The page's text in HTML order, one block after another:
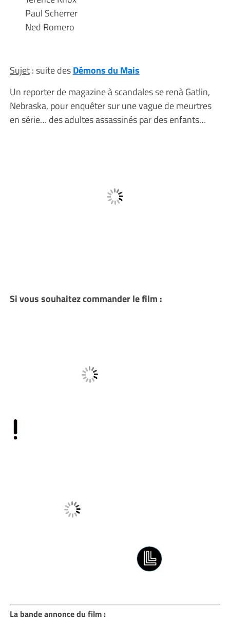
Paul Scherrer
Ned Romero
Sujet: suite desDémons du Mais
Un reporter de magazine à scandales se renà Gatlin,
Nebraska, pour enquêter sur une vague de meurtres
en série… des adultes assassinés par des enfants…
Si vous souhaitez commander le film :
La bande annonce du film :